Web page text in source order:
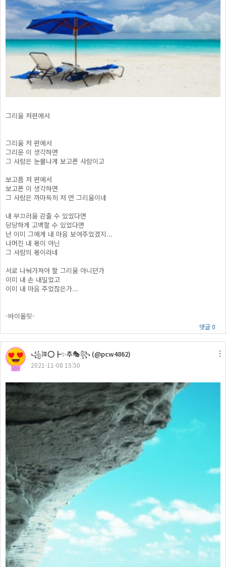
그리움 저편에서
그리움 저 편에서
그리운 이 생각하면
그 사람은 눈물나게 보고픈 사람이고
보고픔 저 편에서
보고픈 이 생각하면
그 사람은 까마득히 저 먼 그리움이네
내 부끄러움 감출 수 있었다면
당당하게 고백할 수 있었다면
난 이미 그에게 내 마음 보여주었겠지...
나머진 내 몫이 아닌
그 사람의 몫이라네
서로 나눠가져야 할 그리움 아니던가
이미 내 손 내밀었고
이미 내 마음 주었잖은가...
-바이올릿-
댓글 0
50
꧁🎏⭕┣✨추🎭꧂ (@pcw4862)
2021-11-08 15:50